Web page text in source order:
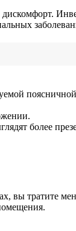
более
вы тратите